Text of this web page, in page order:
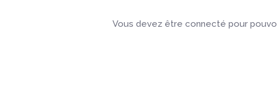
Vous devez être connecté pour